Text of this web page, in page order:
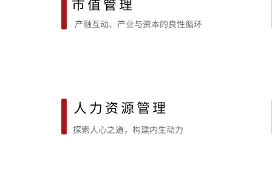
产融互动、产业与资本的良性循环
人力资源管理
探索人心之道， 构建内生动力